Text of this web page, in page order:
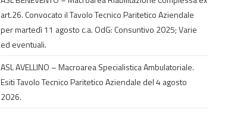
art.26. Convocato il Tavolo Tecnico Paritetico Aziendale
per martedì 11 agosto c.a. OdG: Consuntivo 2025; Varie
ed eventuali.
ASL AVELLINO – Macroarea Specialistica Ambulatoriale.
Esiti Tavolo Tecnico Paritetico Aziendale del 4 agosto
2026.